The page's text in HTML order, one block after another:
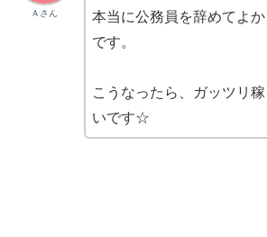
Ａさん
本当に公務員を辞めてよ
です。
こうなったら、ガッツリ
いです☆